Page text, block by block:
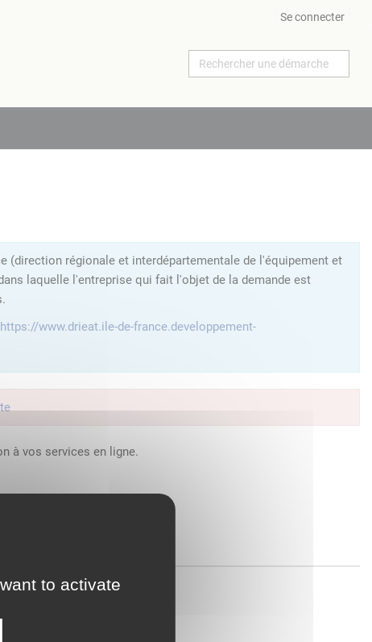
to activate
Se connecter
(direction régionale et interdépartementale de l'équipement et
laquelle l'entreprise qui fait l'objet de la demande est
https://www.drieat.ile-de-france.developpement-
à vos services en ligne.